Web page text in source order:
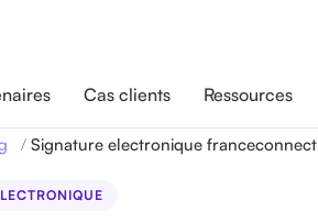
Cas clients Ressources
/ Signature electronique franceconnect